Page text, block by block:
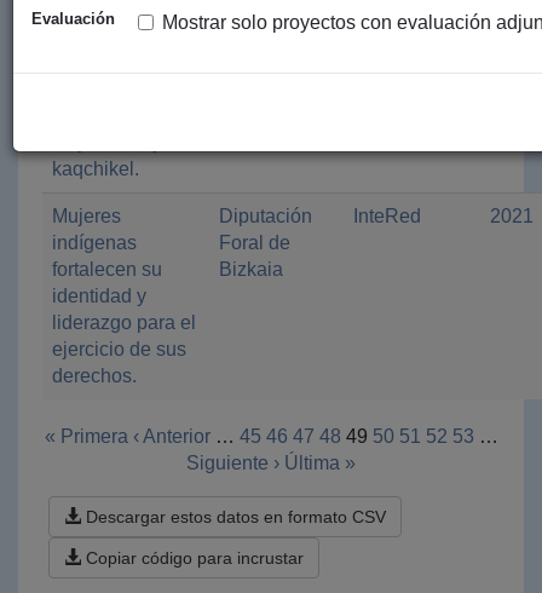
Evaluación Mostrar solo proyectos con evaluación
garantizando el
kaqchikel.
Mujeres
indígenas
fortalecen su
identidad y
liderazgo para el
ejercicio de sus
derechos.
Diputación
Foral de
Bizkaia
InteRed 2021
« Primera ‹ Anterior … 45 46 47 48 49 50 51 52 53 …
Siguiente › Última »
Descargar estos datos en formato CSV
Copiar código para incrustar